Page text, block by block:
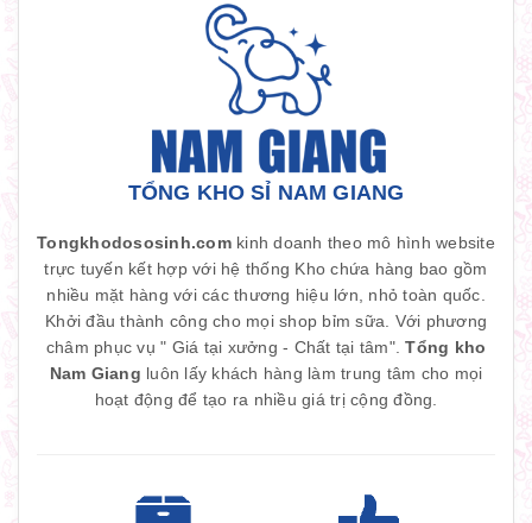
TỔNG KHO SỈ NAM GIANG
Tongkhodososinh.comkinh doanh theo mô hình website
trực tuyến kết hợp với hệ thống Kho chứa hàng bao gồm
nhiều mặt hàng với các thương hiệu lớn, nhỏ toàn quốc.
Khởi đầu thành công cho mọi shop bỉm sữa. Với phương
châm phục vụ " Giá tại xưởng - Chất tại tâm".Tổng kho
Nam Giang luôn lấy khách hàng làm trung tâm cho mọi
hoạt động để tạo ra nhiều giá trị cộng đồng.